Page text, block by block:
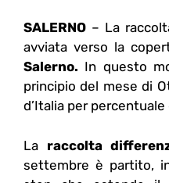
SALERNO – La
avviata verso la
Salerno. In questo
principio del mese di
d’Italia per
La raccolta
settembre è partito,